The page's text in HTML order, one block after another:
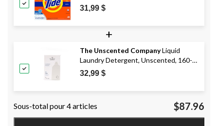
31,99 $
+
The Unscented CompanyLiquid
Laundry Detergent, Unscented, 160-
Load, 4-L
32,99 $
Sous-total pour 4 articles $87.96